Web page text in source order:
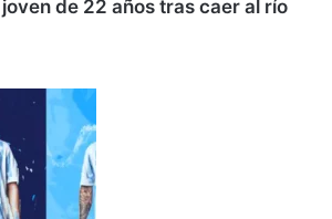
de 22 años tras caer al río